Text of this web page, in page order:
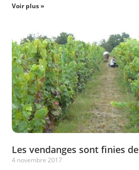
Voir plus »
Les vendanges sont finies
4 novembre 2017